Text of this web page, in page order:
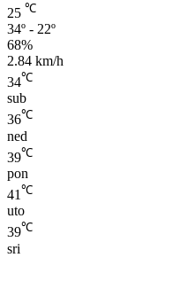
25 ℃
34º - 22º
68%
2.84 km/h
34℃
sub
36℃
ned
39℃
pon
41 ℃
uto
39℃
sri